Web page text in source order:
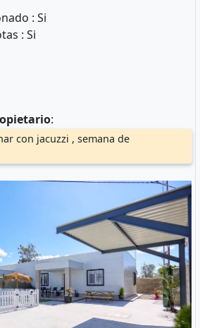
: Si
: Si
:
con jacuzzi , semana de